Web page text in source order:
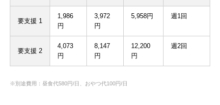
要支援 1
1,986
円
3,972
円
5,958円 週1回
要支援 2
4,073
円
8,147
円
12,200
円
週2回
※別途費用：昼食代580円/日、おやつ代100円/日